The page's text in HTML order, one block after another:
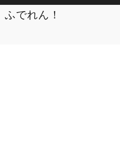
ふでれん！